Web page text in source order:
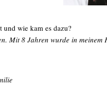
und wie kam es dazu?
Mit 8 Jahren wurde in